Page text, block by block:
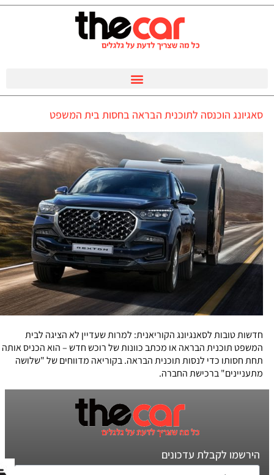
סאגיונג הוכנסה לתוכנית הבראה בחסות בית המשפט
חדשות טובות לסאנגיונג הקוריאנית: למרות שעדיין לא הציגה לבית
המשפט תוכנית הבראה או מכתב כוונות של רוכש חדש – הוא הכניס אותה
תחת חסותו כדי לנסות תוכנית הבראה. בקוריאה מדווחים של "שלושה
מתעניינים" ברכישת החברה.
הירשמו לקבלת עדכונים